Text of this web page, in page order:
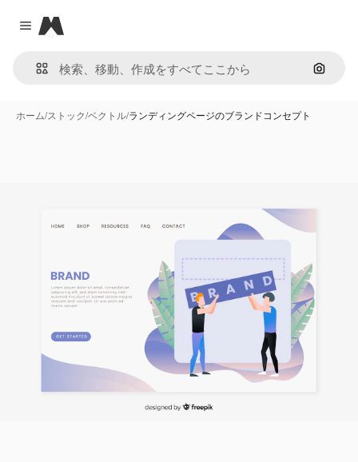
Close menu
Magnific
画像で
ホーム/ストック/ベクトル/ランディングページのブランドコンセプト